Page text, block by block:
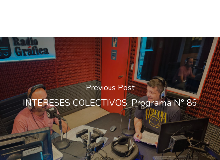
Previous Post
INTERESES COLECTIVOS. Programa N° 86